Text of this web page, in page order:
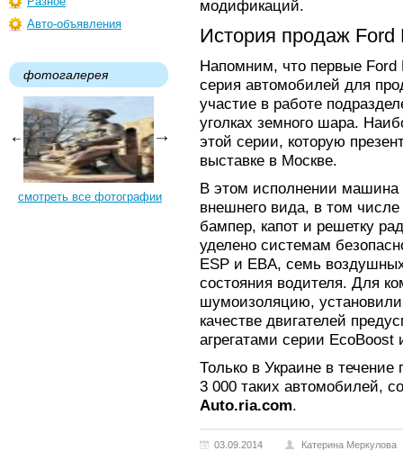
Авто-объявления
фотогалерея
смотреть все фотографии
модификаций.
История продаж Ford
Напомним, что первые Ford
серия автомобилей для
участие в работе
уголках земного шара.
этой серии, которую
выставке в Москве.
В этом исполнении машина
внешнего вида, в том
бампер, капот и решетку
уделено системам
ESP и EBA, семь
состояния водителя. Для
шумоизоляцию,
качестве двигателей
агрегатами серии EcoBoost
Только в Украине в
3 000 таких автомобилей,
Auto.ria.com.
03.09.2014 Катерина Меркулова